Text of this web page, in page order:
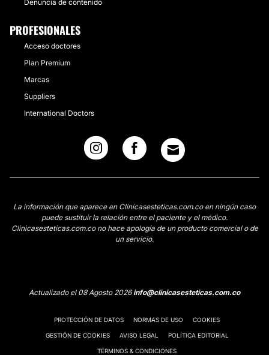
Denuncia de contenido
PROFESIONALES
Acceso doctores
Plan Premium
Marcas
Suppliers
International Doctors
La información que aparece en Clinicasesteticas.com.co en ningún caso
puede sustituir la relación entre el paciente y el médico.
Clinicasesteticas.com.co no hace apología de un producto comercial o de
un servicio.
Actualizado el 08 Agosto 2026info@clinicasesteticas.com.co
PROTECCIÓN DE DATOS NORMAS DE USO COOKIES
GESTIÓN DE COOKIES AVISO LEGAL POLÍTICA EDITORIAL
TÉRMINOS & CONDICIONES